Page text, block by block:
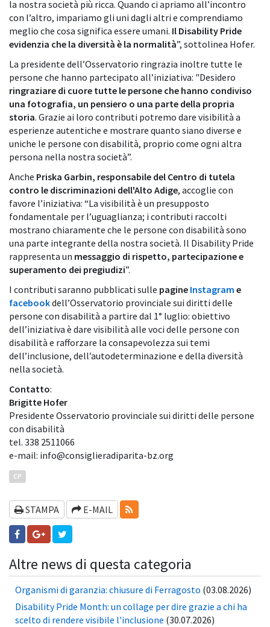
la nostra società più ricca. Quando ci apriamo all’incontro
con l’altro, impariamo gli uni dagli altri e comprendiamo
meglio che cosa significa essere umani. Il Disability Pride
evidenzia che la diversità è la normalità”, sottolinea Hofer.
La presidente dell’Osservatorio ringrazia inoltre tutte le
persone che hanno partecipato all’iniziativa: "Desidero
ringraziare di cuore tutte le persone che hanno condiviso
una fotografia, un pensiero o una parte della propria
storia. Grazie ai loro contributi potremo dare visibilità a
esperienze autentiche e mostrare quanto siano diverse e
uniche le persone con disabilità, proprio come ogni altra
persona nella nostra società”.
Anche Priska Garbin, responsabile del Centro di tutela
contro le discriminazioni dell'Alto Adige, accoglie con
favore l’iniziativa: “La visibilità è un presupposto
fondamentale per l’uguaglianza; i contributi raccolti
mostrano chiaramente che le persone con disabilità sono
una parte integrante della nostra società. Il Disability Pride
rappresenta un messaggio di rispetto, partecipazione e
superamento dei pregiudizi”.
I contributi saranno pubblicati sulle pagine Instagram e
facebookdell’Osservatorio provinciale sui diritti delle
persone con disabilità a partire dal 1° luglio: obiettivo
dell’iniziativa è dare visibilità alle voci delle persone con
disabilità e rafforzare la consapevolezza sui temi
dell’inclusione, dell’autodeterminazione e della diversità
nella società.
Contatto:
Brigitte Hofer
Presidente Osservatorio provinciale sui diritti delle persone
con disabilità
tel. 338 2511066
e-mail: info@consiglieradiparita-bz.org
CP
STAMPA E-MAIL RSS-FEEDS
Altre news di questa categoria
Organismi di garanzia: chiusure di Ferragosto (03.08.2026)
Disability Pride Month: un collage per dire grazie a chi ha
scelto di rendere visibile l'inclusione (30.07.2026)